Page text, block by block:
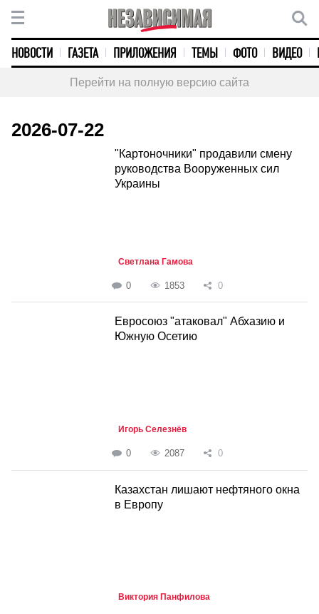
НОВОСТИ ГАЗЕТА ПРИЛОЖЕНИЯ ТЕМЫ ФОТО ВИДЕО
Перейти на полную версию сайта
2026-07-22
"Картоночники" продавили смену
руководства Вооруженных сил
Украины
Светлана Гамова
0 1853 0
Евросоюз "атаковал" Абхазию и
Южную Осетию
Игорь Селезнёв
0 2087 0
Казахстан лишают нефтяного окна
в Европу
Виктория Панфилова